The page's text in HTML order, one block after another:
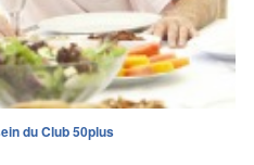
du Club 50plus